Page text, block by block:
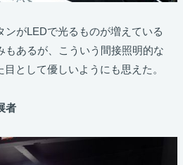
ンがLEDで光るものが増えている
もあるが、こういう間接照明的な
として優しいようにも思えた。
者